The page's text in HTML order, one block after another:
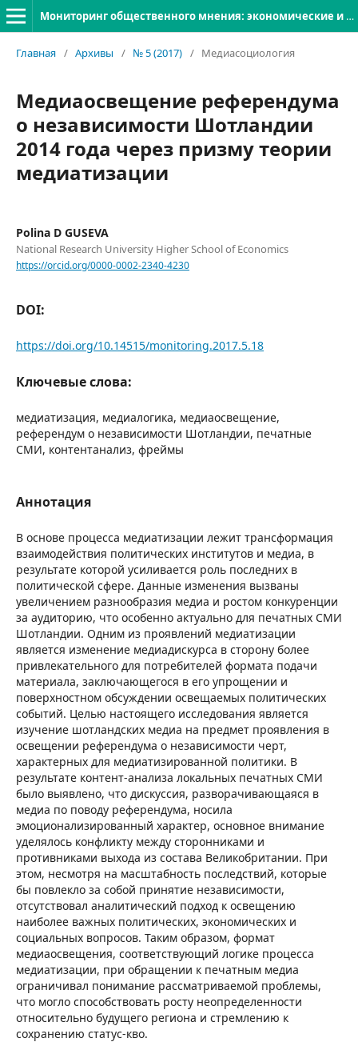
Мониторинг общественного мнения: экономические и социальные перемены
Главная / Архивы / № 5 (2017) / Медиасоциология
Медиаосвещение референдума
о независимости Шотландии
2014 года через призму теории
медиатизации
Polina D GUSEVA
National Research University Higher School of Economics
https://orcid.org/0000-0002-2340-4230
DOI:
https://doi.org/10.14515/monitoring.2017.5.18
Ключевые слова:
медиатизация, медиалогика, медиаосвещение,
референдум о независимости Шотландии, печатные
СМИ, контентанализ, фреймы
Аннотация
В основе процесса медиатизации лежит трансформация
взаимодействия политических институтов и медиа, в
результате которой усиливается роль последних в
политической сфере. Данные изменения вызваны
увеличением разнообразия медиа и ростом конкуренции
за аудиторию, что особенно актуально для печатных СМИ
Шотландии. Одним из проявлений медиатизации
является изменение медиадискурса в сторону более
привлекательного для потребителей формата подачи
материала, заключающегося в его упрощении и
поверхностном обсуждении освещаемых политических
событий. Целью настоящего исследования является
изучение шотландских медиа на предмет проявления в
освещении референдума о независимости черт,
характерных для медиатизированной политики. В
результате контент-анализа локальных печатных СМИ
было выявлено, что дискуссия, разворачивающаяся в
медиа по поводу референдума, носила
эмоционализированный характер, основное внимание
уделялось конфликту между сторонниками и
противниками выхода из состава Великобритании. При
этом, несмотря на масштабность последствий, которые
бы повлекло за собой принятие независимости,
отсутствовал аналитический подход к освещению
наиболее важных политических, экономических и
социальных вопросов. Таким образом, формат
медиаосвещения, соответствующий логике процесса
медиатизации, при обращении к печатным медиа
ограничивал понимание рассматриваемой проблемы,
что могло способствовать росту неопределенности
относительно будущего региона и стремлению к
сохранению статус-кво.